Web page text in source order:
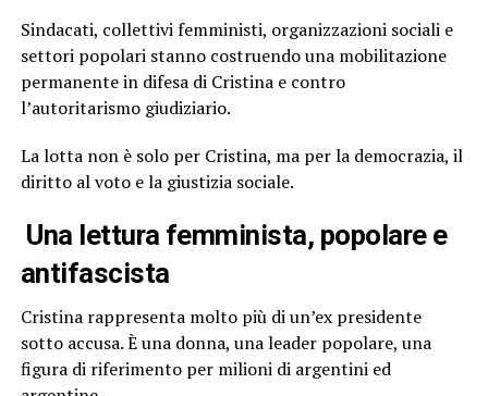
Sindacati, collettivi femministi, organizzazioni sociali e
settori popolari stanno costruendo una mobilitazione
permanente in difesa di Cristina e contro
l’autoritarismo giudiziario.
La lotta non è solo per Cristina, ma per la democrazia, il
diritto al voto e la giustizia sociale.
Una lettura femminista, popolare e
antifascista
Cristina rappresenta molto più di un’ex presidente
sotto accusa. È una donna, una leader popolare, una
figura di riferimento per milioni di argentini ed